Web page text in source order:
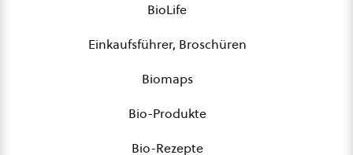
BioLife
Einkaufsführer, Broschüren
Biomaps
Bio-Produkte
Bio-Rezepte